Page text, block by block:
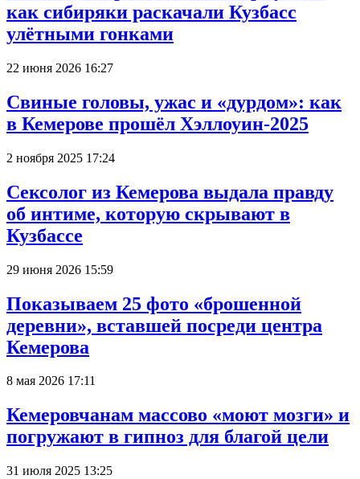
как сибиряки раскачали Кузбасс
улётными гонками
22 июня 2026 16:27
Свиные головы, ужас и «дурдом»: как
в Кемерове прошёл Хэллоуин-2025
2 ноября 2025 17:24
Сексолог из Кемерова выдала правду
об интиме, которую скрывают в
Кузбассе
29 июня 2026 15:59
Показываем 25 фото «брошенной
деревни», вставшей посреди центра
Кемерова
8 мая 2026 17:11
Кемеровчанам массово «моют мозги» и
погружают в гипноз для благой цели
31 июля 2025 13:25